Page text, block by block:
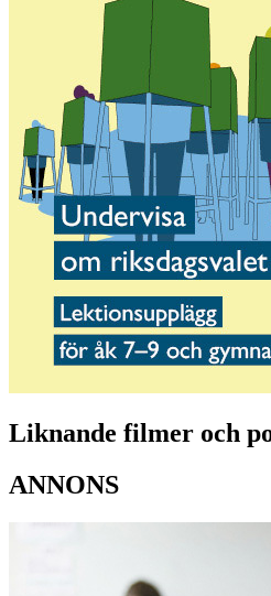
Liknande filmer och
ANNONS